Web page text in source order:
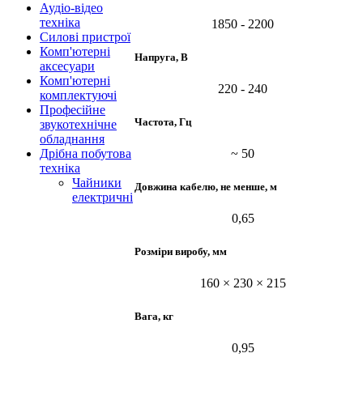
Аудіо-відео
техніка
Силові пристрої
Комп'ютерні
аксесуари
Комп'ютерні
комплектуючі
Професійне
звукотехнічне
обладнання
Дрібна побутова
техніка
Чайники
електричні
1850 - 2200
Напруга, В
220 - 240
Частота, Гц
~ 50
Довжина кабелю, не менше, м
0,65
Розміри виробу, мм
160 × 230 × 215
Вага, кг
0,95